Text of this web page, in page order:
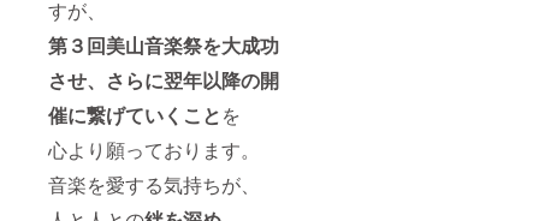
すが、
第３回美山音楽祭を大成功
させ、さらに翌年以降の開
催に繋げていくことを
心より願っております。
音楽を愛する気持ちが、